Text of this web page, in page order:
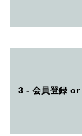
3 - 会員登録 or